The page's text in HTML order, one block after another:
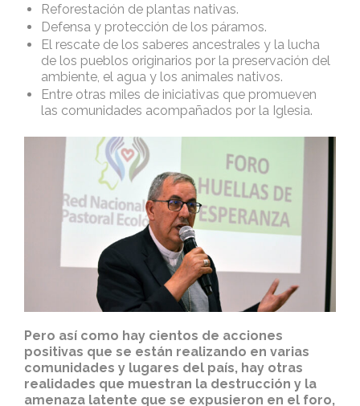
Reforestación de plantas nativas.
Defensa y protección de los páramos.
El rescate de los saberes ancestrales y la lucha
de los pueblos originarios por la preservación del
ambiente, el agua y los animales nativos.
Entre otras miles de iniciativas que promueven
las comunidades acompañados por la Iglesia.
Pero así como hay cientos de acciones
positivas que se están realizando en varias
comunidades y lugares del país, hay otras
realidades que muestran la destrucción y la
amenaza latente que se expusieron en el foro,